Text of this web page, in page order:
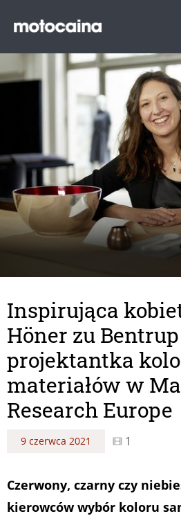
Inspirująca
Höner zu
projektantka
materiałów w
Research Europe
9 czerwca 2021 1
Czerwony, czarny czy
kierowców wybór koloru